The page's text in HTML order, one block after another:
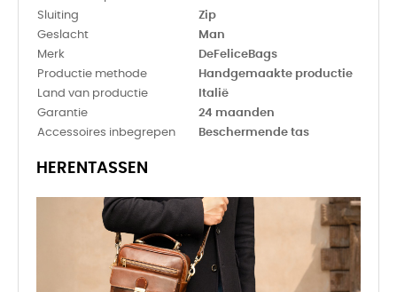
Sluiting
Zip
Geslacht
Man
Merk
DeFeliceBags
Productie methode
Handgemaakte productie
Land van productie
Italië
Garantie
24 maanden
Accessoires inbegrepen
Beschermende tas
HERENTASSEN